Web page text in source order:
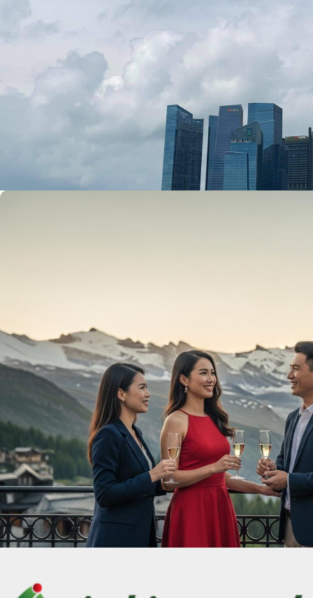
28/10/2019
Những lưu ý khi đi du lịch Singapore và Malaysia...
12/06/2019 admin